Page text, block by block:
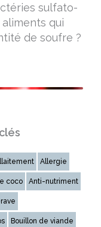
sulfato-
qui
de soufre ?
Allergie
coco Anti-nutriment
Bouillon de viande